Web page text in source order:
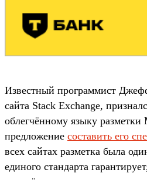
Известный программист
сайта Stack Exchange,
облегчённому языку
предложение составить его
всех сайтах разметка была
единого стандарта